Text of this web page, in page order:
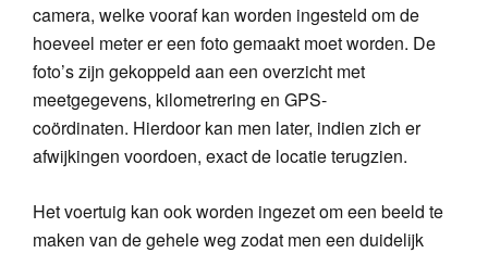
camera, welke vooraf kan worden ingesteld om de
hoeveel meter er een foto gemaakt moet worden. De
foto’s zijn gekoppeld aan een overzicht met
meetgegevens, kilometrering en GPS-
coördinaten. Hierdoor kan men later, indien zich er
afwijkingen voordoen, exact de locatie terugzien.
Het voertuig kan ook worden ingezet om een beeld te
maken van de gehele weg zodat men een duidelijk